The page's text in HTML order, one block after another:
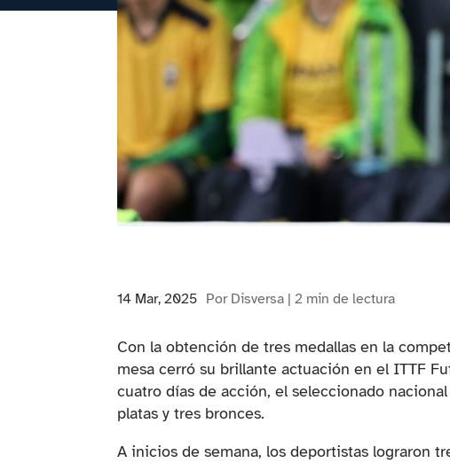
14 Mar, 2025 Por Disversa | 2 min de lectura
Con la obtención de tres medallas en la
mesa cerró su brillante actuación en el ITTF
cuatro días de acción, el seleccionado
platas y tres bronces.
A inicios de semana, los deportistas lograron